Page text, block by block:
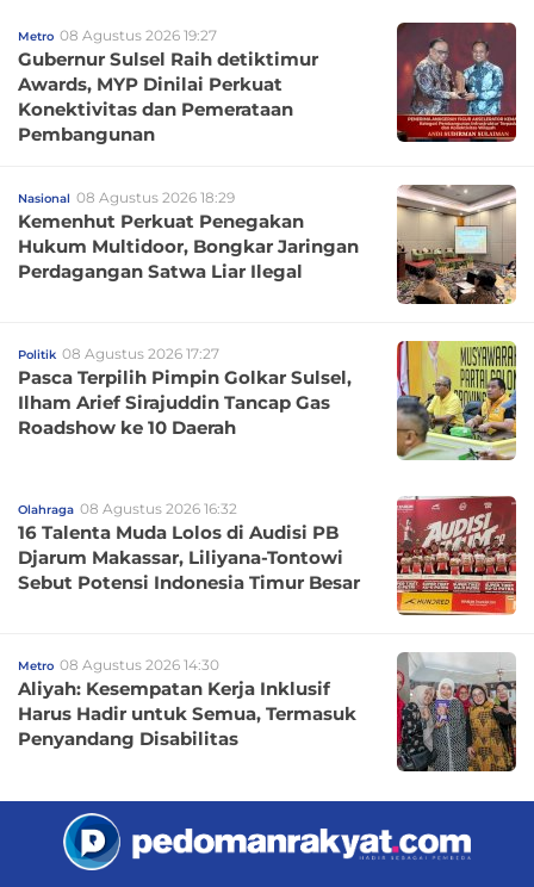
Metro 08 Agustus 2026 19:27
Gubernur Sulsel Raih detiktimur
Awards, MYP Dinilai Perkuat
Konektivitas dan Pemerataan
Pembangunan
Nasional 08 Agustus 2026 18:29
Kemenhut Perkuat Penegakan
Hukum Multidoor, Bongkar Jaringan
Perdagangan Satwa Liar Ilegal
Politik 08 Agustus 2026 17:27
Pasca Terpilih Pimpin Golkar Sulsel,
Ilham Arief Sirajuddin Tancap Gas
Roadshow ke 10 Daerah
Olahraga 08 Agustus 2026 16:32
16 Talenta Muda Lolos di Audisi PB
Djarum Makassar, Liliyana-Tontowi
Sebut Potensi Indonesia Timur Besar
Metro 08 Agustus 2026 14:30
Aliyah: Kesempatan Kerja Inklusif
Harus Hadir untuk Semua, Termasuk
Penyandang Disabilitas